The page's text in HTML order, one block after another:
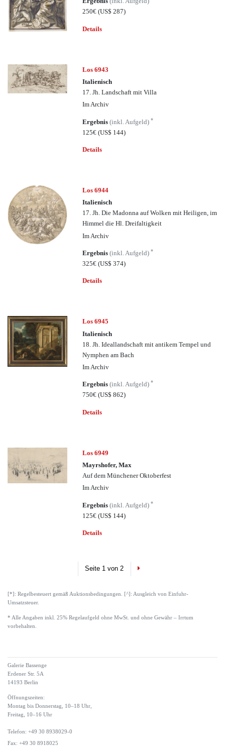
250€(US$ 287)
Details
Los 6943
Italienisch
17. Jh. Landschaft mit Villa
Im Archiv
Ergebnis(inkl. Aufgeld)*
125€(US$ 144)
Details
Los 6944
Italienisch
17. Jh. Die Madonna auf Wolken mit Heiligen, im
Himmel die Hl. Dreifaltigkeit
Im Archiv
Ergebnis(inkl. Aufgeld)*
325€(US$ 374)
Details
Los 6945
Italienisch
18. Jh. Ideallandschaft mit antikem Tempel und
Nymphen am Bach
Im Archiv
Ergebnis(inkl. Aufgeld)*
750€(US$ 862)
Details
Los 6949
Mayrshofer, Max
Auf dem Münchener Oktoberfest
Im Archiv
Ergebnis(inkl. Aufgeld)*
125€(US$ 144)
Details
Seite 1 von 2 Next
[*]: Regelbesteuert gemäß Auktionsbedingungen. [^]: Ausgleich von Einfuhr-
Umsatzsteuer.
* Alle Angaben inkl. 25% Regelaufgeld ohne MwSt. und ohne Gewähr – Irrtum
vorbehalten.
Galerie Bassenge
Erdener Str. 5A
14193 Berlin
Öffnungszeiten:
Montag bis Donnerstag, 10–18 Uhr,
Freitag, 10–16 Uhr
Telefon: +49 30 8938029-0
Fax: +49 30 8918025